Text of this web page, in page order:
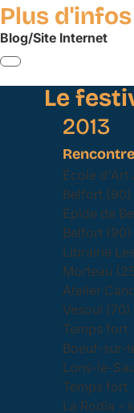
Plus
Blog/Site Internet
Le
2013
École d'Art
Belfort (90)
Épide de
Belfort (90)
Librairie
Morteau
Atelier
Vesoul (70)
Temps fort
Boeuf-sur-
Lons-le-
Temps fort
La Rodia -